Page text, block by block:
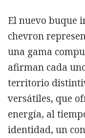
El nuevo buque
chevron
una gama
afirman cada
territorio
versátiles, que
energía, al
identidad, un